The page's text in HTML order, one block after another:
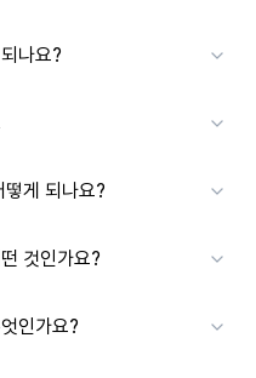
나요?
게 되나요?
것인가요?
인가요?